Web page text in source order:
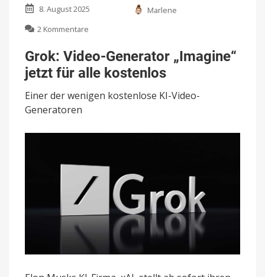
8. August 2025
Marlene
2 Kommentare
Video-
Generator
„Imagine“
für
Grok: Video-Generator „Imagine“
jetzt für alle kostenlos
Einer der wenigen kostenlose KI-Video-
Generatoren